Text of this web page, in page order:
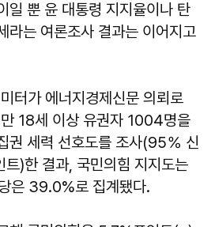
일 뿐 윤 대통령 지지율이나 탄
라는 여론조사 결과는 이어지고
터가 에너지경제신문 의뢰로
18세 이상 유권자 1004명을
권 세력 선호도를 조사(95％ 신
)한 결과, 국민의힘 지지도는
은 39.0%로 집계됐다.